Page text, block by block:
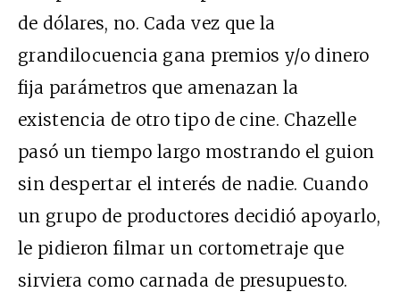
de dólares, no. Cada vez que la
grandilocuencia gana premios y/o dinero
fija parámetros que amenazan la
existencia de otro tipo de cine. Chazelle
pasó un tiempo largo mostrando el guion
sin despertar el interés de nadie. Cuando
un grupo de productores decidió apoyarlo,
le pidieron filmar un cortometraje que
sirviera como carnada de presupuesto.